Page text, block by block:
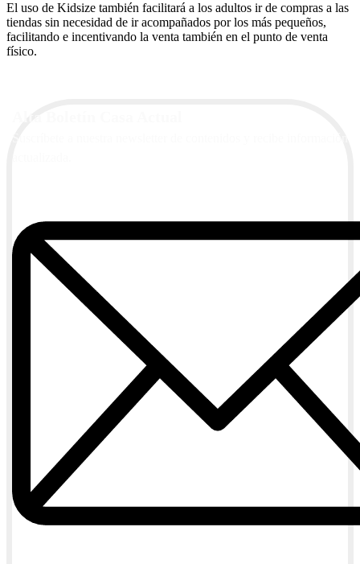
El uso de Kidsize también facilitará a los adultos ir de compras a las
tiendas sin necesidad de ir acompañados por los más pequeños,
facilitando e incentivando la venta también en el punto de venta
físico.